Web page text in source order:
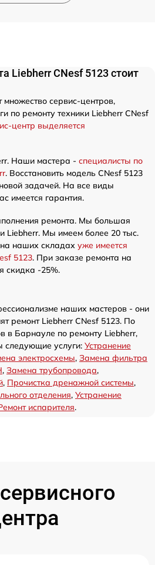
Liebherr CNesf 5123 стоит
сервис-центров,
по ремонту техники Liebherr CNesf
центр выделяется
Наши мастера - специалисты по
. Восстановить модель CNesf 5123
задачей. На все виды
имеется гарантия.
ремонта. Мы большая
Liebherr. Мы имеем более 20 тыс.
наших складах уже имеется
5123. При заказе ремонта на
скидка -25%.
наших мастеров - они
ремонт Liebherr CNesf 5123. По
в Барнауле по ремонту Liebherr,
следующие услуги: Устранение
электросхемы, Замена фильтра
, Замена трубопровода,
, Прочистка дренажной системы,
отделения, Устранение
испарителя.